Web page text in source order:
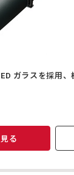
ガラスを採用
る